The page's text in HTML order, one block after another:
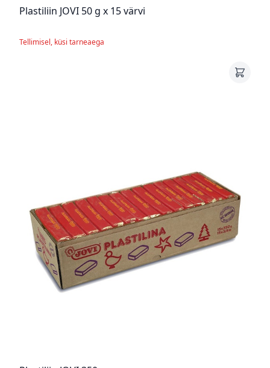
Plastiliin JOVI 50 g x 15 värvi
Tellimisel, küsi tarneaega